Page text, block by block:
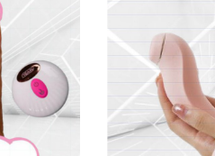
từ hãng Đức uy tín
này biến vibrator G-spot